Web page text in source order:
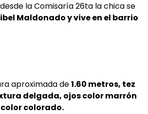
la Comisaría 26ta la chica se
Maldonado y vive en el barrio
aproximada de1.60 metros, tez
delgada, ojos color marrón
colorado.